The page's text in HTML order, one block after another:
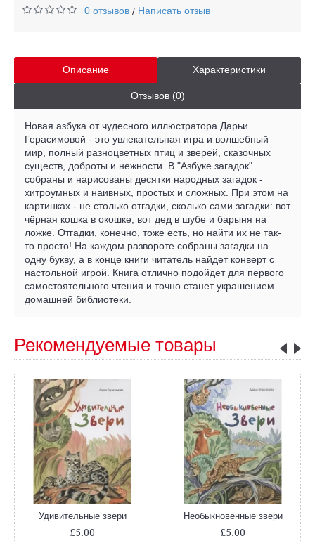
0 отзывов / Написать отзыв
Описание Характеристики
Отзывов (0)
Новая азбука от чудесного иллюстратора Дарьи
Герасимовой - это увлекательная игра и волшебный
мир, полный разноцветных птиц и зверей, сказочных
существ, доброты и нежности. В "Азбуке загадок"
собраны и нарисованы десятки народных загадок -
хитроумных и наивных, простых и сложных. При этом на
картинках - не столько отгадки, сколько сами загадки: вот
чёрная кошка в окошке, вот дед в шубе и барыня на
ложке. Отгадки, конечно, тоже есть, но найти их не так-
то просто! На каждом развороте собраны загадки на
одну букву, а в конце книги читатель найдет конверт с
настольной игрой. Книга отлично подойдет для первого
самостоятельного чтения и точно станет украшением
домашней библиотеки.
Рекомендуемые товары
Удивительные звери
£5.00
Необыкновенные звери
£5.00